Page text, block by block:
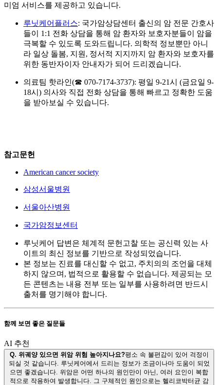
미엄 서비스를 제공하고 있습니다.
루닛케어플러스: 국가암상담센터 출신의 암 전문 간호사
들이 1:1 전화 상담을 통해 암 환자와 보호자분들이 암을
극복할 수 있도록 도와드립니다. 의학적 정보뿐만 아니
라 일상 돌봄, 지원, 정서적 지지까지 암 환자와 보호자를
위한 동반자이자 안내자가 되어 드리겠습니다.
의료팀 핫라인(☎ 070-7174-3737): 평일 9-21시 (금요일 9-
18시) 의사와 직접 전화 상담을 통해 빠르고 정확한 도움
을 받아보실 수 있습니다.
참고문헌
American cancer society
삼성서울병원
서울아산병원
국가암정보센터
루닛케어 답변은 체계적 문헌고찰 또는 공신력 있는 사
이트의 최신 정보를 기반으로 작성되었습니다.
본 정보는 진료를 대신할 수 없고, 주치의의 조언을 대체
하지 않으며, 법적으로 활용할 수 없습니다. 제공되는 모
든 콘텐츠는 내용 전부 또는 일부를 사용하려면 반드시
출처를 명기해야 합니다.
함께 보면 좋은 질문들
AI 추천
Q. 위궤양 있으면 위암 위험 높아지나요?평소 속 불편감이 있어 걱정이
되실 것 같습니다. 루닛케어에서 드리는 정보가 조금이나마 도움이 되었
으면 좋겠습니다. 위암은 어떤 하나의 원인만이 아닌, 여러 요인이 복합
적으로 작용하여 발생합니다. 그 구체적인 원인으로는 헬리코박터균 감